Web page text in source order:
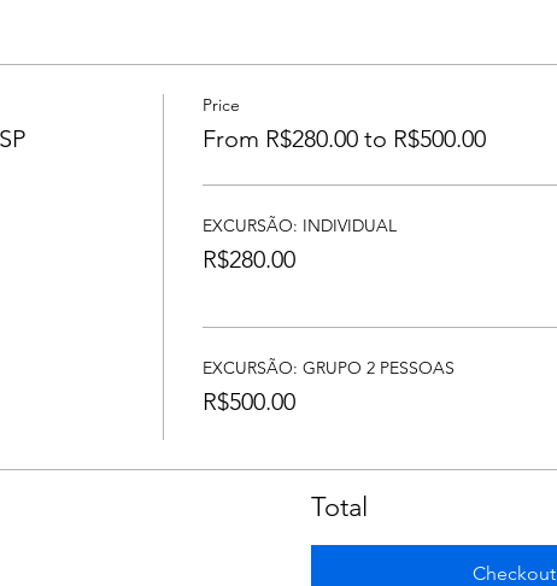
Price
From R$280.00 to R$500.00
EXCURSÃO: INDIVIDUAL
R$280.00
EXCURSÃO: GRUPO 2 PESSOAS
R$500.00
Total
Checkout